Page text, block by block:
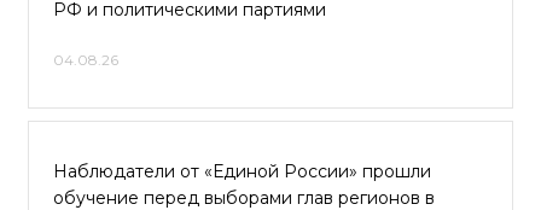
РФ и политическими партиями
04.08.26
Наблюдатели от «Единой России» прошли
обучение перед выборами глав регионов в